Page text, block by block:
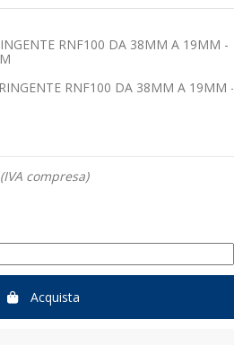
(IVA compresa)
Acquista